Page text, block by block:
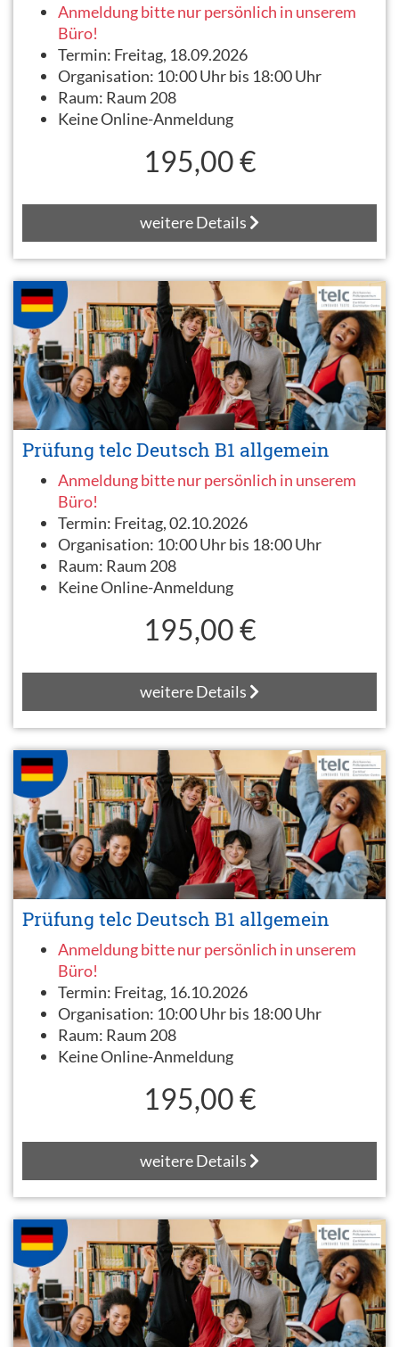
Anmeldung bitte nur persönlich in unserem
Büro!
Termin: Freitag, 18.09.2026
Organisation: 10:00 Uhr bis 18:00 Uhr
Raum: Raum 208
Keine Online-Anmeldung
195,00 €
weitere Details
Prüfung telc Deutsch B1 allgemein
Anmeldung bitte nur persönlich in unserem
Büro!
Termin: Freitag, 02.10.2026
Organisation: 10:00 Uhr bis 18:00 Uhr
Raum: Raum 208
Keine Online-Anmeldung
195,00 €
weitere Details
Prüfung telc Deutsch B1 allgemein
Anmeldung bitte nur persönlich in unserem
Büro!
Termin: Freitag, 16.10.2026
Organisation: 10:00 Uhr bis 18:00 Uhr
Raum: Raum 208
Keine Online-Anmeldung
195,00 €
weitere Details